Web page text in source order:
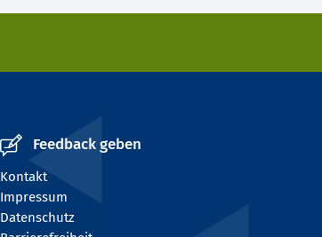
Feedback geben
Kontakt
Impressum
Datenschutz